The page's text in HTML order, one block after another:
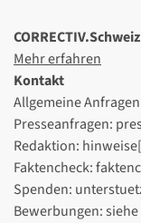
CORRECTIV.Schweiz
Mehr erfahren
Kontakt
Allgemeine
Presseanfragen:
Redaktion:
Faktencheck:
Spenden:
Bewerbungen: siehe